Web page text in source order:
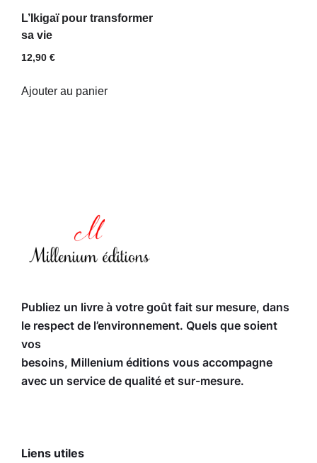
L’Ikigaï pour transformer
sa vie
12,90 €
Ajouter au panier
Publiez un livre à votre goût fait sur mesure, dans
le respect de l’environnement. Quels que soient
vos
besoins, Millenium éditions vous accompagne
avec un service de qualité et sur-mesure.
Liens utiles